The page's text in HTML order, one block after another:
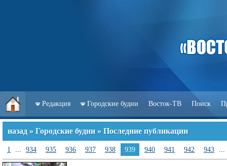
Редакция Городские будни Восток-ТВ Поиск
назад » Городские будни » Последние публикации
1 ... 934 935 936 937 938 939 940 941 942 943 ...